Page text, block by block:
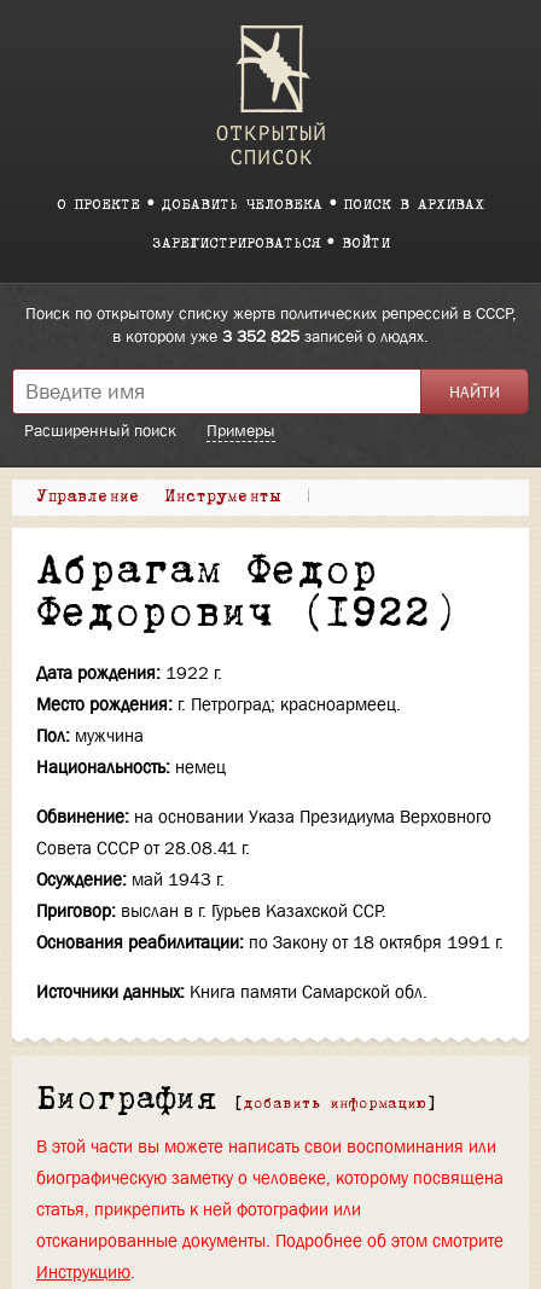
О ПРОЕКТЕ ДОБАВИТЬ ЧЕЛОВЕКА ПОИСК В АРХИВАХ
ЗАРЕГИСТРИРОВАТЬСЯ ВОЙТИ
Поиск по открытому списку жертв политических репрессий в СССР,
в котором уже 3 352 825 записей о людях.
Расширенный поиск Примеры
Управление Инструменты |
Абрагам Федор
Федорович (1922)
Дата рождения: 1922 г.
Место рождения: г. Петроград; красноармеец.
Пол: мужчина
Национальность: немец
Обвинение: на основании Указа Президиума Верховного
Совета СССР от 28.08.41 г.
Осуждение: май 1943 г.
Приговор: выслан в г. Гурьев Казахской ССР.
Основания реабилитации: по Закону от 18 октября 1991 г.
Источники данных: Книга памяти Самарской обл.
Биография [ добавить информацию ]
В этой части вы можете написать свои воспоминания или
биографическую заметку о человеке, которому посвящена
статья, прикрепить к ней фотографии или
отсканированные документы. Подробнее об этом смотрите
Инструкцию.